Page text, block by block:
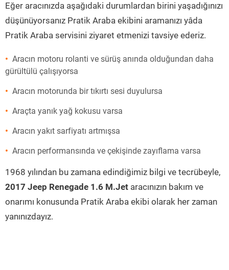
Eğer aracınızda aşağıdaki durumlardan birini yaşadığınızı
düşünüyorsanız Pratik Araba ekibini aramanızı yâda
Pratik Araba servisini ziyaret etmenizi tavsiye ederiz.
Aracın motoru rolanti ve sürüş anında olduğundan daha
gürültülü çalışıyorsa
Aracın motorunda bir tıkırtı sesi duyulursa
Araçta yanık yağ kokusu varsa
Aracın yakıt sarfiyatı artmışsa
Aracın performansında ve çekişinde zayıflama varsa
1968 yılından bu zamana edindiğimiz bilgi ve tecrübeyle,
2017 Jeep Renegade 1.6 M.Jet aracınızın bakım ve
onarımı konusunda Pratik Araba ekibi olarak her zaman
yanınızdayız.